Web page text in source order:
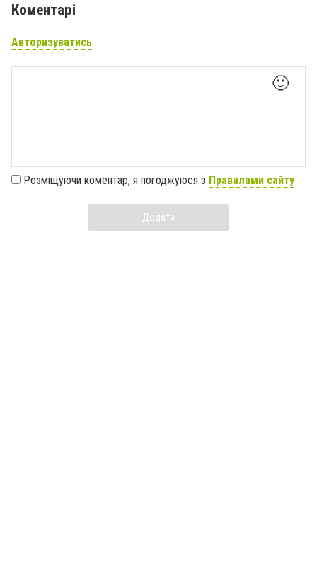
Коментарі
Авторизуватись
🙂
Розміщуючи коментар, я погоджуюся з Правилами сайту
Додати